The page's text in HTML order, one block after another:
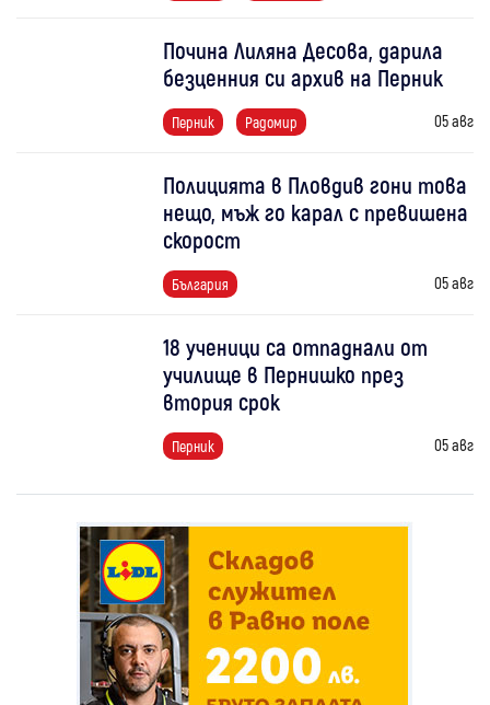
Почина Лиляна Десова, дарила
безценния си архив на Перник
Перник Радомир 05 авг
Полицията в Пловдив гони това
нещо, мъж го карал с превишена
скорост
България 05 авг
18 ученици са отпаднали от
училище в Пернишко през
втория срок
Перник 05 авг